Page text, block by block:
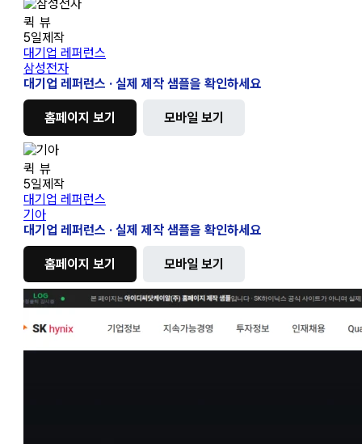
삼
성
전
자
퀵 뷰
5일제작
대기업 레퍼런스
삼성전자
대기업 레퍼런스 · 실제 제작 샘플을 확인하세요
홈페이지 보기 모바일 보기
기
아
퀵 뷰
5일제작
대기업 레퍼런스
기아
대기업 레퍼런스 · 실제 제작 샘플을 확인하세요
홈페이지 보기 모바일 보기